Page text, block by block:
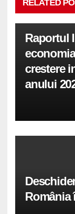
RELATED
Raportul
crestere
anului
România